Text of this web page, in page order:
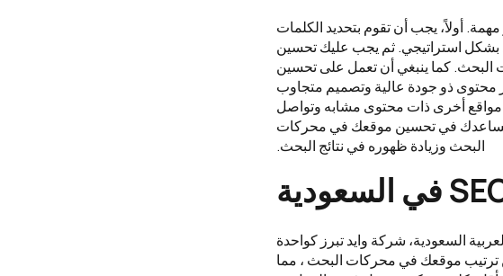
أولاً، يجب أن تقوم بتحديد الكلمات
بشكل استراتيجي. ثم يجب عليك تحسين
كما ينبغي أن تعمل على تحسين
محتوى ذو جودة عالية وتصميم متجاوب
مواقع أخرى ذات محتوى مشابه وتواصل
ستساعدك في تحسين موقعك في محركات
البحث وزيادة ظهوره في نتائج البحث.
السعودية، شركة وايد تبرز كواحدة
موقعك في محركات البحث ، مما